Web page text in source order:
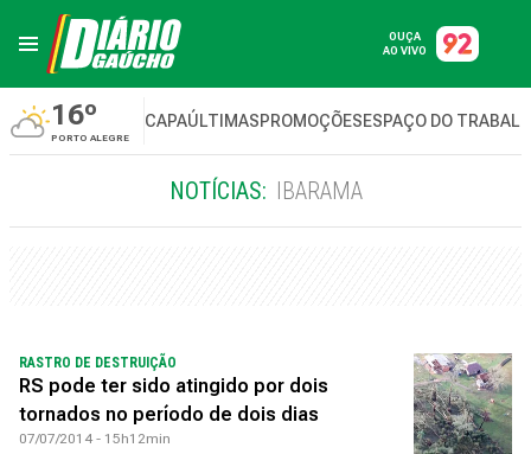
OUÇA
AO VIVO
16º
PORTO ALEGRE
CAPAÚLTIMASPROMOÇÕESESPAÇO DO
NOTÍCIAS: IBARAMA
RASTRO DE DESTRUIÇÃO
RS pode ter sido atingido por dois
tornados no período de dois dias
07/07/2014 - 15h12min